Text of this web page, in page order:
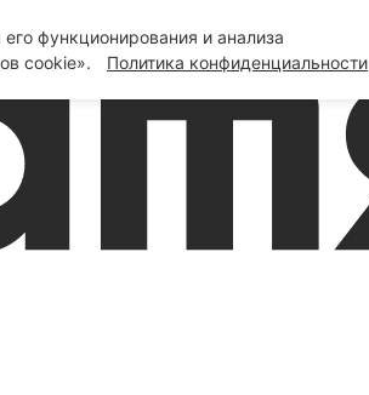
функционирования и анализа
cookie».
Политика конфиденциальности